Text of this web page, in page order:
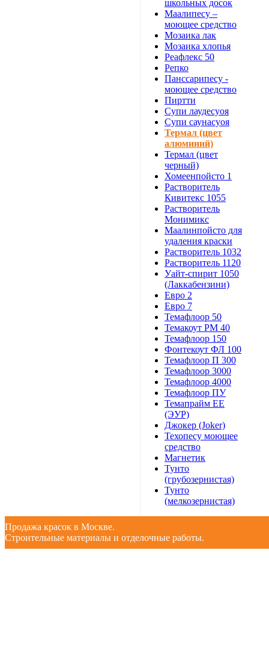
школьных досок
Маалипесу –
моющее средство
Мозаика лак
Мозаика хлопья
Реафлекс 50
Репко
Панссарипесу -
моющее средство
Пиртти
Супи лаудесуоя
Супи саунасуоя
Термал (цвет
алюминий)
Термал (цвет
черный)
Хомеенпойсто 1
Растворитель
Кивитекс 1055
Растворитель
Монимикс
Маалинпойсто для
удаления краски
Растворитель 1032
Растворитель 1120
Уайт-спирит 1050
(Лаккабензини)
Евро 2
Евро 7
Темафлоор 50
Темакоут РМ 40
Темафлоор 150
Фонтекоут ФЛ 100
Темафлоор П 300
Темафлоор 3000
Темафлоор 4000
Темафлоор ПУ
Темапрайм ЕЕ
(ЭУР)
Джокер (Joker)
Техопесу моющее
средство
Магнетик
Тунто
(грубозернистая)
Тунто
(мелкозернистая)
Продажа красок в Москве.
Строительные материалы и отделочные работы.